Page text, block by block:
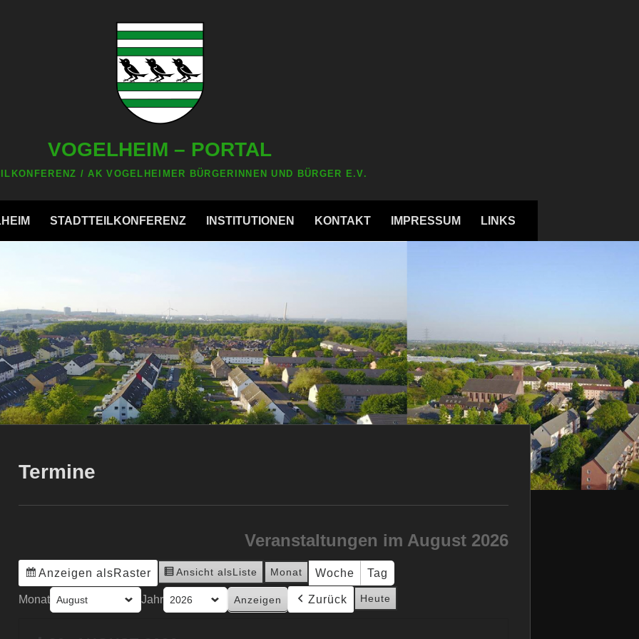
VOGELHEIM – PORTAL
/ AK VOGELHEIMER BÜRGERINNEN UND BÜRGER E.V.
STADTTEILKONFERENZ INSTITUTIONEN KONTAKT IMPRESSUM LINKS
Termine
Veranstaltungen im August 2026
Anzeigen alsRaster Ansicht alsListe Monat Woche Tag
Monat Jahr Zurück Heute